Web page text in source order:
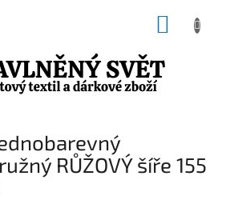
RŮŽOVÝ šíře 155